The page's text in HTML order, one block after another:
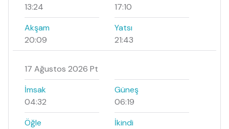
13:24
17:10
Akşam
20:09
Yatsı
21:43
17 Ağustos 2026 Pt
İmsak
04:32
Güneş
06:19
Öğle
İkindi